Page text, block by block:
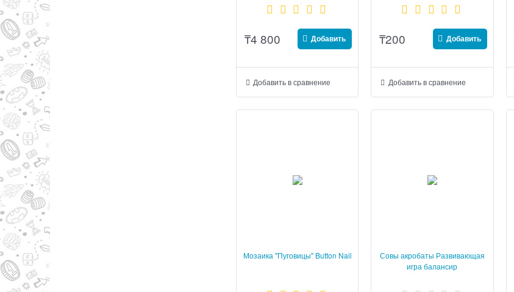
₸4 800 Добавить
Добавить в сравнение
₸200 Добавить
Добавить в сравнение
Мозаика "Пуговицы" Button Nail
Совы акробаты Развивающая
игра балансир